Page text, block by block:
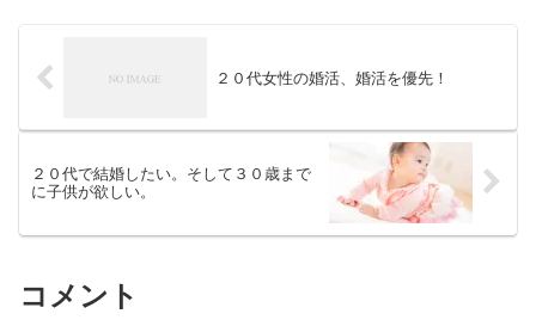
２０代女性の婚活、婚活を優先！
２０代で結婚したい。そして３０歳まで
に子供が欲しい。
コメント